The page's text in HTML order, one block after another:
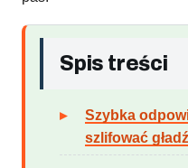
Spis treści
Szybka
szlifować gładź